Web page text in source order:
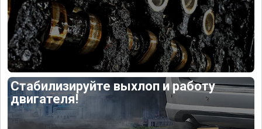
Стабилизируйте выхлоп и работу
двигателя!